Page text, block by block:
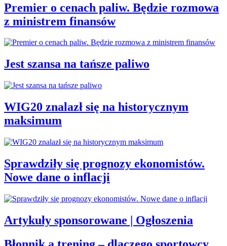
Premier o cenach paliw. Będzie rozmowa
z ministrem finansów
Jest szansa na tańsze paliwo
WIG20 znalazł się na historycznym
maksimum
Sprawdziły się prognozy ekonomistów.
Nowe dane o inflacji
Artykuły sponsorowane | Ogłoszenia